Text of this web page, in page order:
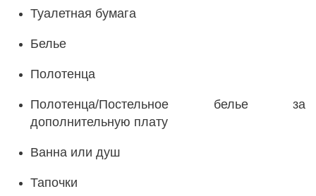
Туалетная бумага
Белье
Полотенца
Полотенца/Постельное белье за
дополнительную плату
Ванна или душ
Тапочки